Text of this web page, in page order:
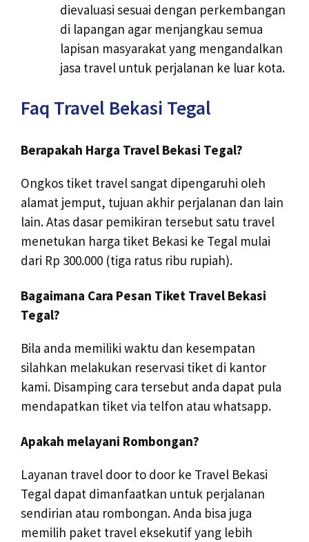
dievaluasi sesuai dengan perkembangan
di lapangan agar menjangkau semua
lapisan masyarakat yang mengandalkan
jasa travel untuk perjalanan ke luar kota.
Faq Travel Bekasi Tegal
Berapakah Harga Travel Bekasi Tegal?
Ongkos tiket travel sangat dipengaruhi oleh
alamat jemput, tujuan akhir perjalanan dan lain
lain. Atas dasar pemikiran tersebut satu travel
menetukan harga tiket Bekasi ke Tegal mulai
dari Rp 300.000 (tiga ratus ribu rupiah).
Bagaimana Cara Pesan Tiket Travel Bekasi
Tegal?
Bila anda memiliki waktu dan kesempatan
silahkan melakukan reservasi tiket di kantor
kami. Disamping cara tersebut anda dapat pula
mendapatkan tiket via telfon atau whatsapp.
Apakah melayani Rombongan?
Layanan travel door to door ke Travel Bekasi
Tegal dapat dimanfaatkan untuk perjalanan
sendirian atau rombongan. Anda bisa juga
memilih paket travel eksekutif yang lebih